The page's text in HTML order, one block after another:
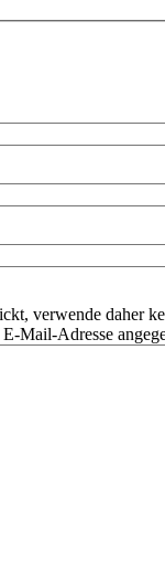
verwende daher
Mail-Adresse